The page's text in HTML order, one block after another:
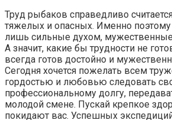
Труд рыбаков справедливо
тяжелых и опасных. Именно
лишь сильные духом,
А значит, какие бы трудности не
всегда готов достойно и
Сегодня хочется пожелать всем
гордостью и любовью следовать
профессиональному долгу,
молодой смене. Пускай крепкое
покидают вас. Успешных